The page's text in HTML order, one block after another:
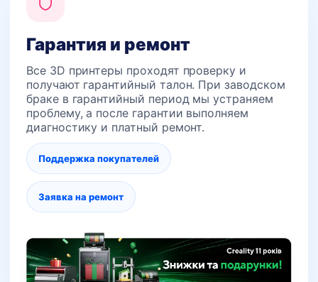
Гарантия и ремонт
Все 3D принтеры проходят проверку и
получают гарантийный талон. При заводском
браке в гарантийный период мы устраняем
проблему, а после гарантии выполняем
диагностику и платный ремонт.
Поддержка покупателей
Заявка на ремонт